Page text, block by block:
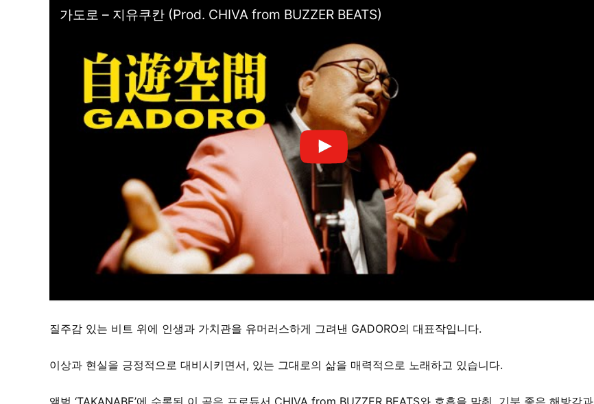
가도로 – 지유쿠칸 (Prod. CHIVA from BUZZER BEATS)
질주감 있는 비트 위에 인생과 가치관을 유머러스하게 그려낸 GADORO의 대표작입니다.
이상과 현실을 긍정적으로 대비시키면서, 있는 그대로의 삶을 매력적으로 노래하고 있습니다.